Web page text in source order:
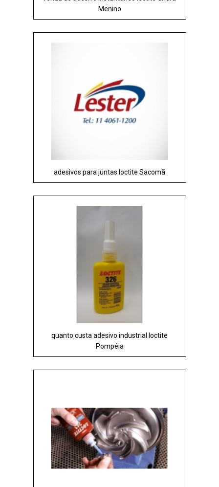
Menino
adesivos para juntas loctite Sacomã
quanto custa adesivo industrial loctite
Pompéia